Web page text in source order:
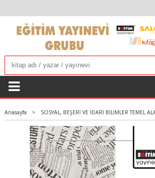
Anasayfa > SOSYAL, BEŞERİ VE İDARİ BİLİMLER TEMEL